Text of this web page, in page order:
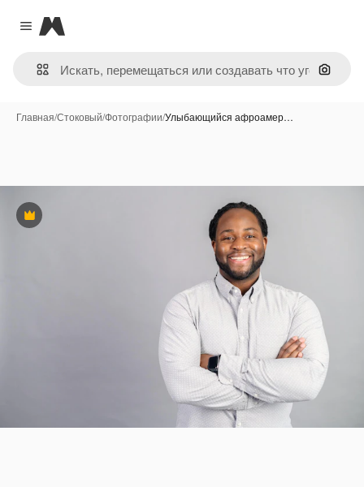
Close menu
Magnific
Поиск
Главная/Стоковый/Фотографии/Улыбающийся афроамер…
Премиум